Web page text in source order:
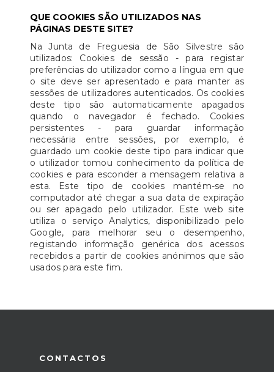
QUE COOKIES SÃO UTILIZADOS NAS
PÁGINAS DESTE SITE?
Na Junta de Freguesia de São Silvestre são
utilizados: Cookies de sessão - para registar
preferências do utilizador como a língua em que
o site deve ser apresentado e para manter as
sessões de utilizadores autenticados. Os cookies
deste tipo são automaticamente apagados
quando o navegador é fechado. Cookies
persistentes - para guardar informação
necessária entre sessões, por exemplo, é
guardado um cookie deste tipo para indicar que
o utilizador tomou conhecimento da política de
cookies e para esconder a mensagem relativa a
esta. Este tipo de cookies mantém-se no
computador até chegar a sua data de expiração
ou ser apagado pelo utilizador. Este web site
utiliza o serviço Analytics, disponibilizado pelo
Google, para melhorar seu o desempenho,
registando informação genérica dos acessos
recebidos a partir de cookies anónimos que são
usados para este fim.
CONTACTOS